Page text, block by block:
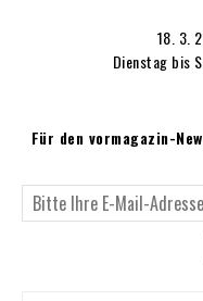
18. 3.
Dienstag bis
Für den vormagazin-